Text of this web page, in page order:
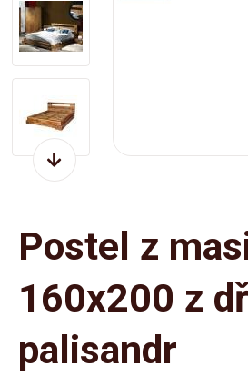
Postel z
160x200 z
palisandr